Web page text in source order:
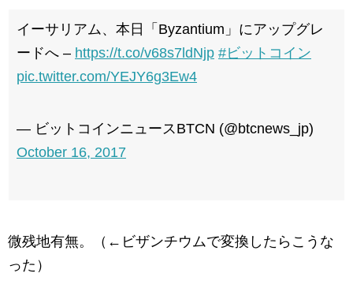
イーサリアム、本日「Byzantium」にアップグレ
ードへ – https://t.co/v68s7ldNjp #ビットコイン
pic.twitter.com/YEJY6g3Ew4
— ビットコインニュースBTCN (@btcnews_jp)
October 16, 2017
微残地有無。（←ビザンチウムで変換したらこうな
った）